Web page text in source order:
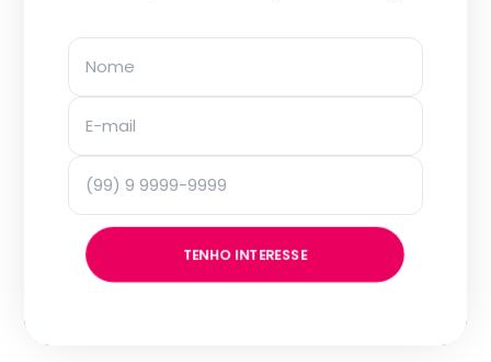
TENHO INTERESSE